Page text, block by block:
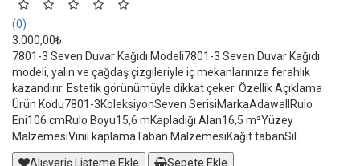
(0)
3.000,00₺
7801-3 Seven Duvar Kağıdı Modeli7801-3 Seven Duvar Kağıdı
modeli, yalın ve çağdaş çizgileriyle iç mekanlarınıza ferahlık
kazandırır. Estetik görünümüyle dikkat çeker. Özellik Açıklama
Ürün Kodu7801-3KoleksiyonSeven SerisiMarkaAdawallRulo
Eni106 cmRulo Boyu15,6 mKapladığı Alan16,5 m²Yüzey
MalzemesiVinil kaplamaTaban MalzemesiKağıt tabanSil..
Alışveriş Listeme Ekle
Sepete Ekle